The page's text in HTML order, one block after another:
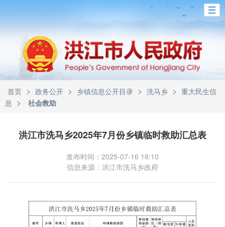
首页 > 政务公开 > 乡镇信息公开目录 > 洗马乡 > 重大民生信
息 > 社会救助
洪江市洗马乡2025年7月份乡镇临时救助汇总表
发布时间：2025-07-16 18:10
信息来源：洪江市洗马乡政府